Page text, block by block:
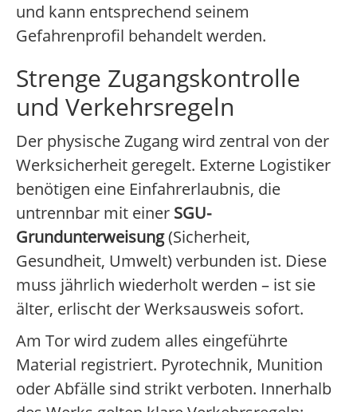
und kann entsprechend seinem
Gefahrenprofil behandelt werden.
Strenge Zugangskontrolle
und Verkehrsregeln
Der physische Zugang wird zentral von der
Werksicherheit geregelt. Externe Logistiker
benötigen eine Einfahrerlaubnis, die
untrennbar mit einer SGU-
Grundunterweisung(Sicherheit,
Gesundheit, Umwelt) verbunden ist. Diese
muss jährlich wiederholt werden – ist sie
älter, erlischt der Werksausweis sofort.
Am Tor wird zudem alles eingeführte
Material registriert. Pyrotechnik, Munition
oder Abfälle sind strikt verboten. Innerhalb